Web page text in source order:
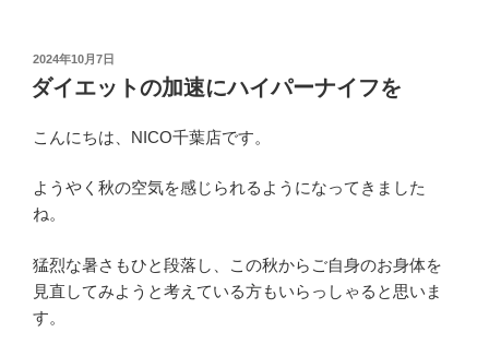
投
稿
日:
2024年10月7日
ダイエットの加速にハイパーナイフを
こんにちは、NICO千葉店です。
ようやく秋の空気を感じられるようになってきました
ね。
猛烈な暑さもひと段落し、この秋からご自身のお身体を
見直してみようと考えている方もいらっしゃると思いま
す。